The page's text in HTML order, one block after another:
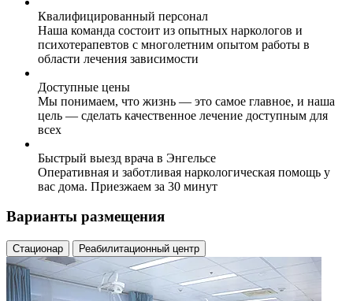
Квалифицированный персонал
Наша команда состоит из опытных наркологов и
психотерапевтов с многолетним опытом работы в
области лечения зависимости
Доступные цены
Мы понимаем, что жизнь — это самое главное, и наша
цель — сделать качественное лечение доступным для
всех
Быстрый выезд врача в Энгельсе
Оперативная и заботливая наркологическая помощь у
вас дома. Приезжаем за 30 минут
Варианты размещения
Стационар Реабилитационный центр